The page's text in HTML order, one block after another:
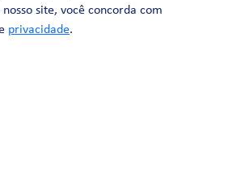
site, você concorda com
privacidade.